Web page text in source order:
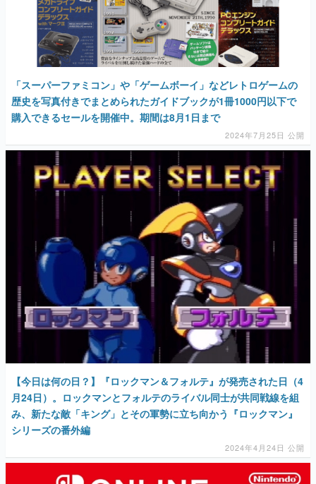
「スーパーファミコン」や「ゲームボーイ」などレトロゲームの
歴史を写真付きでまとめられたガイドブックが1冊1000円以下で
購入できるセールを開催中。期間は8月1日まで
2024年7月25日 公開
【今日は何の日？】『ロックマン＆フォルテ』が発売された日（4
月24日）。ロックマンとフォルテのライバル同士が共同戦線を組
み、新たな敵「キング」とその軍勢に立ち向かう『ロックマン』
シリーズの番外編
2024年4月24日 公開